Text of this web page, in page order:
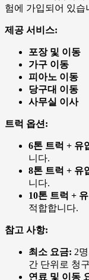
험에 가입되어 있습
제공 서비스:
포장 및 이동
가구 이동
피아노 이동
당구대 이동
사무실 이사
트럭 옵션:
6톤 트럭 + 유
니다.
8톤 트럭 + 유
니다.
10톤 트럭 +
적합합니다.
참고 사항:
최소 요금: 2
간 단위로 청
연료 및 이동